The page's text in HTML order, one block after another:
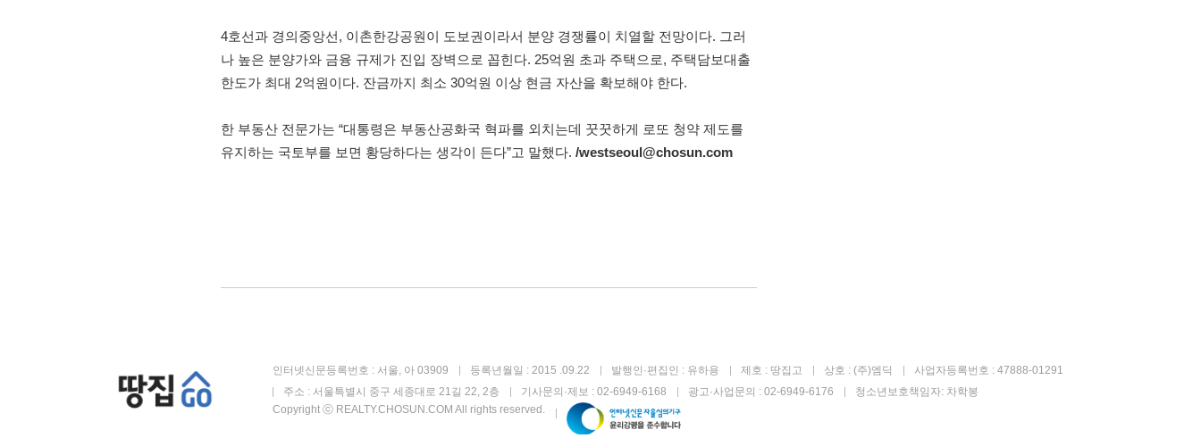
4호선과 경의중앙선, 이촌한강공원이 도보권이라서 분양 경쟁률이 치열할 전망이다. 그러
나 높은 분양가와 금융 규제가 진입 장벽으로 꼽힌다. 25억원 초과 주택으로, 주택담보대출
한도가 최대 2억원이다. 잔금까지 최소 30억원 이상 현금 자산을 확보해야 한다.
한 부동산 전문가는 “대통령은 부동산공화국 혁파를 외치는데 꿋꿋하게 로또 청약 제도를
유지하는 국토부를 보면 황당하다는 생각이 든다”고 말했다. /westseoul@chosun.com
인터넷신문등록번호 : 서울, 아 03909 등록년월일 : 2015 .09.22 발행인·편집인 : 유하용 제호 : 땅집고 상호 : (주)엠딕
사업자등록번호 : 47888-01291
주소 : 서울특별시 중구 세종대로 21길 22, 2층
기사문의·제보 : 02-6949-6168 광고·사업문의 : 02-6949-6176
청소년보호책임자: 차학봉
Copyright ⓒ REALTY.CHOSUN.COM All rights reserved.